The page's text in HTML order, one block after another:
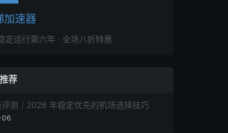
加速器
定运行第六年 · 全场八折特惠
荐
测｜2026 年稳定优先的机场选择技巧
06